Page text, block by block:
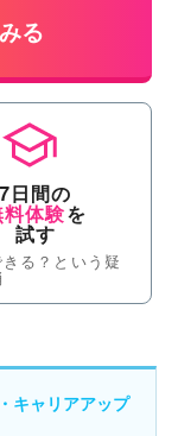
る
7日間の
体験を
試す
る？という疑
キャリアアップ